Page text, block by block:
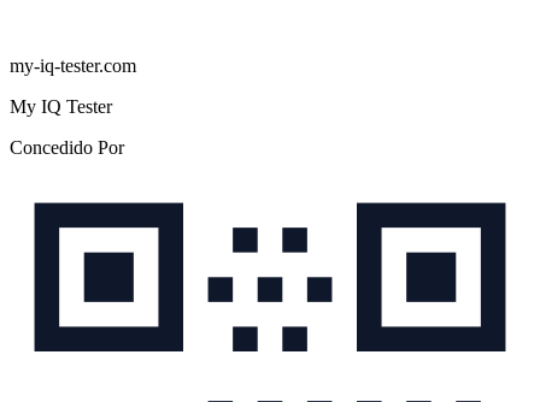
my-iq-tester.com
My IQ Tester
Concedido Por